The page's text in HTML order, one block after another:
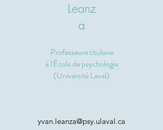
Leanz
a
Professeure titulaire
à l'École de psychologie
(Université Laval)
yvan.leanza@psy.ulaval.ca